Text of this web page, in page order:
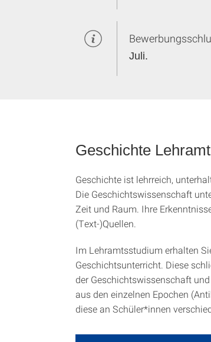
Juli.
Geschichte Lehramt
Geschichte ist lehrreich,
Die Geschichtswissenschaft
Zeit und Raum. Ihre
(Text-)Quellen.
Im Lehramtsstudium erhalten
Geschichtsunterricht. Diese
der Geschichtswissenschaft
aus den einzelnen Epo­chen
diese an Schüler*innen